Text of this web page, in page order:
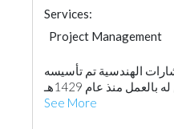
Services:
Project Management
Feasibility Studies
Drainage System
Lighting
الهندسية تم تأسيسه
See More